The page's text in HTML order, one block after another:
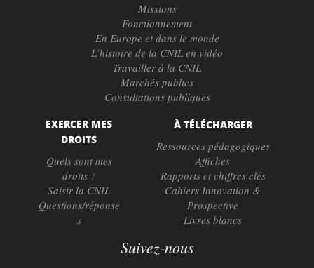
Missions
Fonctionnement
En Europe et dans le monde
L’histoire de la CNIL en vidéo
Travailler à la CNIL
Marchés publics
Consultations publiques
EXERCER MES
DROITS
Quels sont mes
droits ?
Saisir la CNIL
Questions/réponse
s
À TÉLÉCHARGER
Ressources pédagogiques
Affiches
Rapports et chiffres clés
Cahiers Innovation &
Prospective
Livres blancs
Suivez-nous